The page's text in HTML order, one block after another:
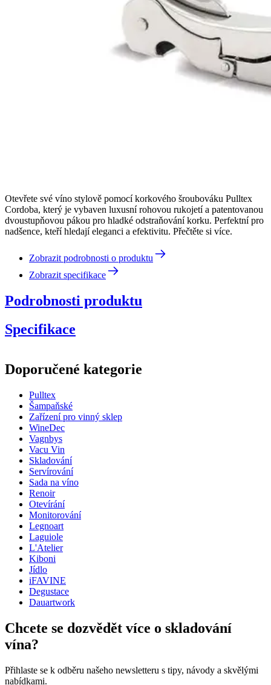
Otevřete své víno stylově pomocí korkového šroubováku Pulltex
Cordoba, který je vybaven luxusní rohovou rukojetí a patentovanou
dvoustupňovou pákou pro hladké odstraňování korku. Perfektní pro
nadšence, kteří hledají eleganci a efektivitu. Přečtěte si více.
Zobrazit podrobnosti o produktu
Zobrazit specifikace
Podrobnosti produktu
Specifikace
Číslo produktu109-170-00
Rozměry (ŠxVxH cm)
Hmotnost (kg)0.180
Výška (cm)
Hloubka (cm)
Doporučené kategorie
Pulltex
Šampaňské
Zařízení pro vinný sklep
WineDec
Vagnbys
Vacu Vin
Skladování
Servírování
Sada na víno
Renoir
Otevírání
Monitorování
Legnoart
Laguiole
L'Atelier
Kiboni
Jídlo
iFAVINE
Degustace
Dauartwork
Chcete se dozvědět více o skladování
vína?
Přihlaste se k odběru našeho newsletteru s tipy, návody a skvělými
nabídkami.